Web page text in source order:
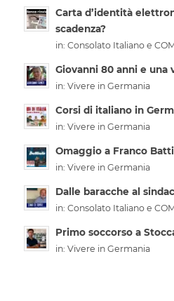
Carta d’identità
scadenza?
in: Consolato Italiano e
Giovanni 80 anni e una
in: Vivere in Germania
Corsi di italiano in
in: Vivere in Germania
Omaggio a Franco
in: Vivere in Germania
Dalle baracche al
in: Consolato Italiano e
Primo soccorso a
in: Vivere in Germania